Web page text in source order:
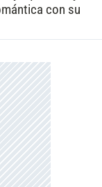
con su